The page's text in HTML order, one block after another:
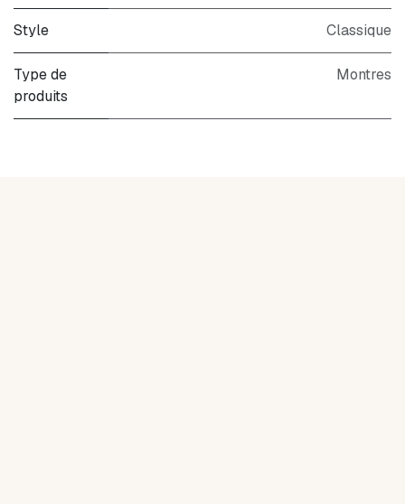
Style Classique
Type de
produits
Montres